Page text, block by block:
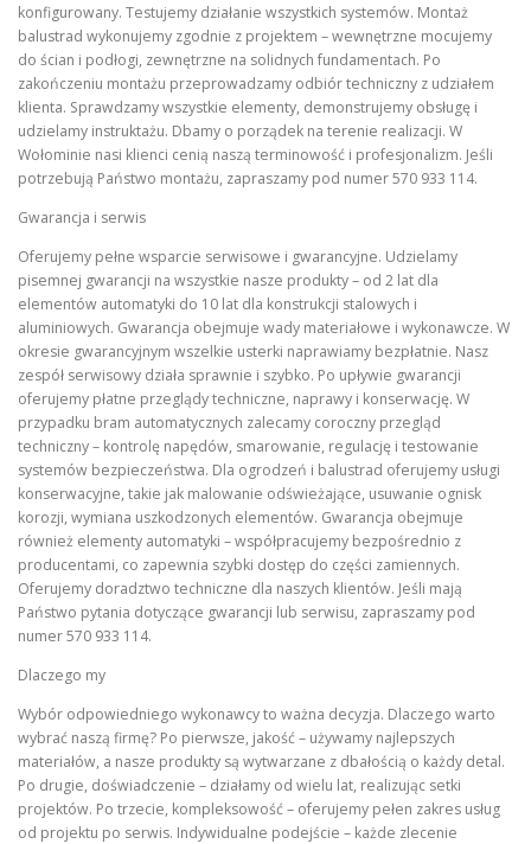
konfigurowany. Testujemy działanie wszystkich systemów. Montaż
balustrad wykonujemy zgodnie z projektem – wewnętrzne mocujemy
do ścian i podłogi, zewnętrzne na solidnych fundamentach. Po
zakończeniu montażu przeprowadzamy odbiór techniczny z udziałem
klienta. Sprawdzamy wszystkie elementy, demonstrujemy obsługę i
udzielamy instruktażu. Dbamy o porządek na terenie realizacji. W
Wołominie nasi klienci cenią naszą terminowość i profesjonalizm. Jeśli
potrzebują Państwo montażu, zapraszamy pod numer 570 933 114.
Gwarancja i serwis
Oferujemy pełne wsparcie serwisowe i gwarancyjne. Udzielamy
pisemnej gwarancji na wszystkie nasze produkty – od 2 lat dla
elementów automatyki do 10 lat dla konstrukcji stalowych i
aluminiowych. Gwarancja obejmuje wady materiałowe i wykonawcze. W
okresie gwarancyjnym wszelkie usterki naprawiamy bezpłatnie. Nasz
zespół serwisowy działa sprawnie i szybko. Po upływie gwarancji
oferujemy płatne przeglądy techniczne, naprawy i konserwację. W
przypadku bram automatycznych zalecamy coroczny przegląd
techniczny – kontrolę napędów, smarowanie, regulację i testowanie
systemów bezpieczeństwa. Dla ogrodzeń i balustrad oferujemy usługi
konserwacyjne, takie jak malowanie odświeżające, usuwanie ognisk
korozji, wymiana uszkodzonych elementów. Gwarancja obejmuje
również elementy automatyki – współpracujemy bezpośrednio z
producentami, co zapewnia szybki dostęp do części zamiennych.
Oferujemy doradztwo techniczne dla naszych klientów. Jeśli mają
Państwo pytania dotyczące gwarancji lub serwisu, zapraszamy pod
numer 570 933 114.
Dlaczego my
Wybór odpowiedniego wykonawcy to ważna decyzja. Dlaczego warto
wybrać naszą firmę? Po pierwsze, jakość – używamy najlepszych
materiałów, a nasze produkty są wytwarzane z dbałością o każdy detal.
Po drugie, doświadczenie – działamy od wielu lat, realizując setki
projektów. Po trzecie, kompleksowość – oferujemy pełen zakres usług
od projektu po serwis. Indywidualne podejście – każde zlecenie